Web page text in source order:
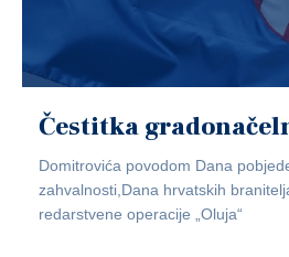
Čestitka
Domitrovića povodom Dana
zahvalnosti,Dana hrvatskih
redarstvene operacije „Oluja“